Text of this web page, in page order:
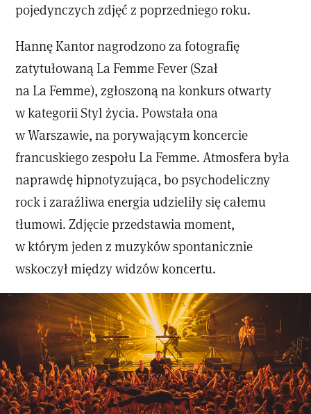
pojedynczych zdjęć z poprzedniego roku.
Hannę Kantor nagrodzono za fotografię
zatytułowaną La Femme Fever (Szał
na La Femme), zgłoszoną na konkurs otwarty
w kategorii Styl życia. Powstała ona
w Warszawie, na porywającym koncercie
francuskiego zespołu La Femme. Atmosfera była
naprawdę hipnotyzująca, bo psychodeliczny
rock i zaraźliwa energia udzieliły się całemu
tłumowi. Zdjęcie przedstawia moment,
w którym jeden z muzyków spontanicznie
wskoczył między widzów koncertu.